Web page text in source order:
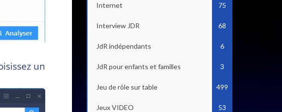
un
Internet 75
Interview JDR 68
JdR indépendants 6
JdR pour enfants et familles 3
Jeu de rôle sur table 499
Jeux VIDEO 53